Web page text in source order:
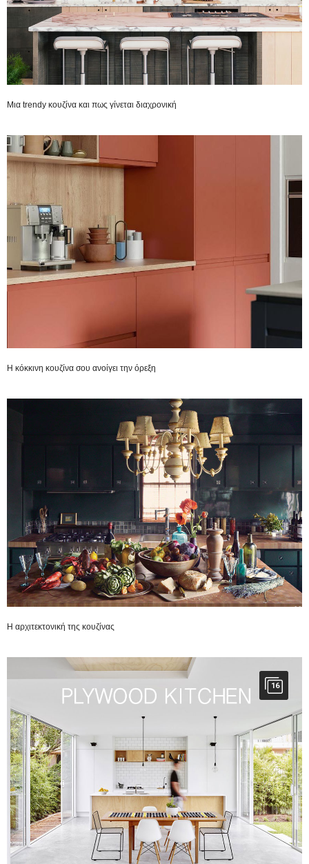
Μια trendy κουζίνα και πως γίνεται διαχρονική
Η κόκκινη κουζίνα σου ανοίγει την όρεξη
Η αρχιτεκτονική της κουζίνας
16